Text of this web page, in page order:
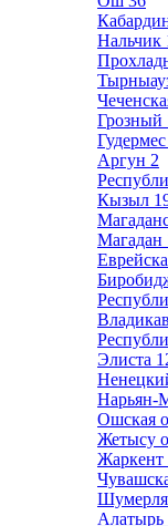
Нальчик
Грозный
Гудермес
Аргун 2
Кызыл
Магадан
Элиста
Нарьян-
Ошская
Жетысу
Жаркент
Шумерля
Алатырь